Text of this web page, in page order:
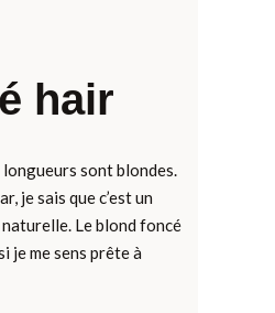
hair
longueurs sont blondes.
je sais que c’est un
Le blond foncé
je me sens prête à